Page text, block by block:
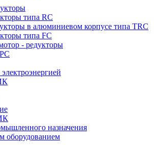
типа RC
в алюминиевом корпусе типа TRC
типа FC
- редукторы
назначения
оборудованием